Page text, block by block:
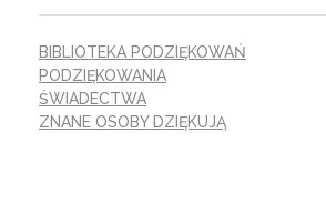
BIBLIOTEKA PODZIĘKOWAŃ
PODZIĘKOWANIA
ŚWIADECTWA
ZNANE OSOBY DZIĘKUJĄ